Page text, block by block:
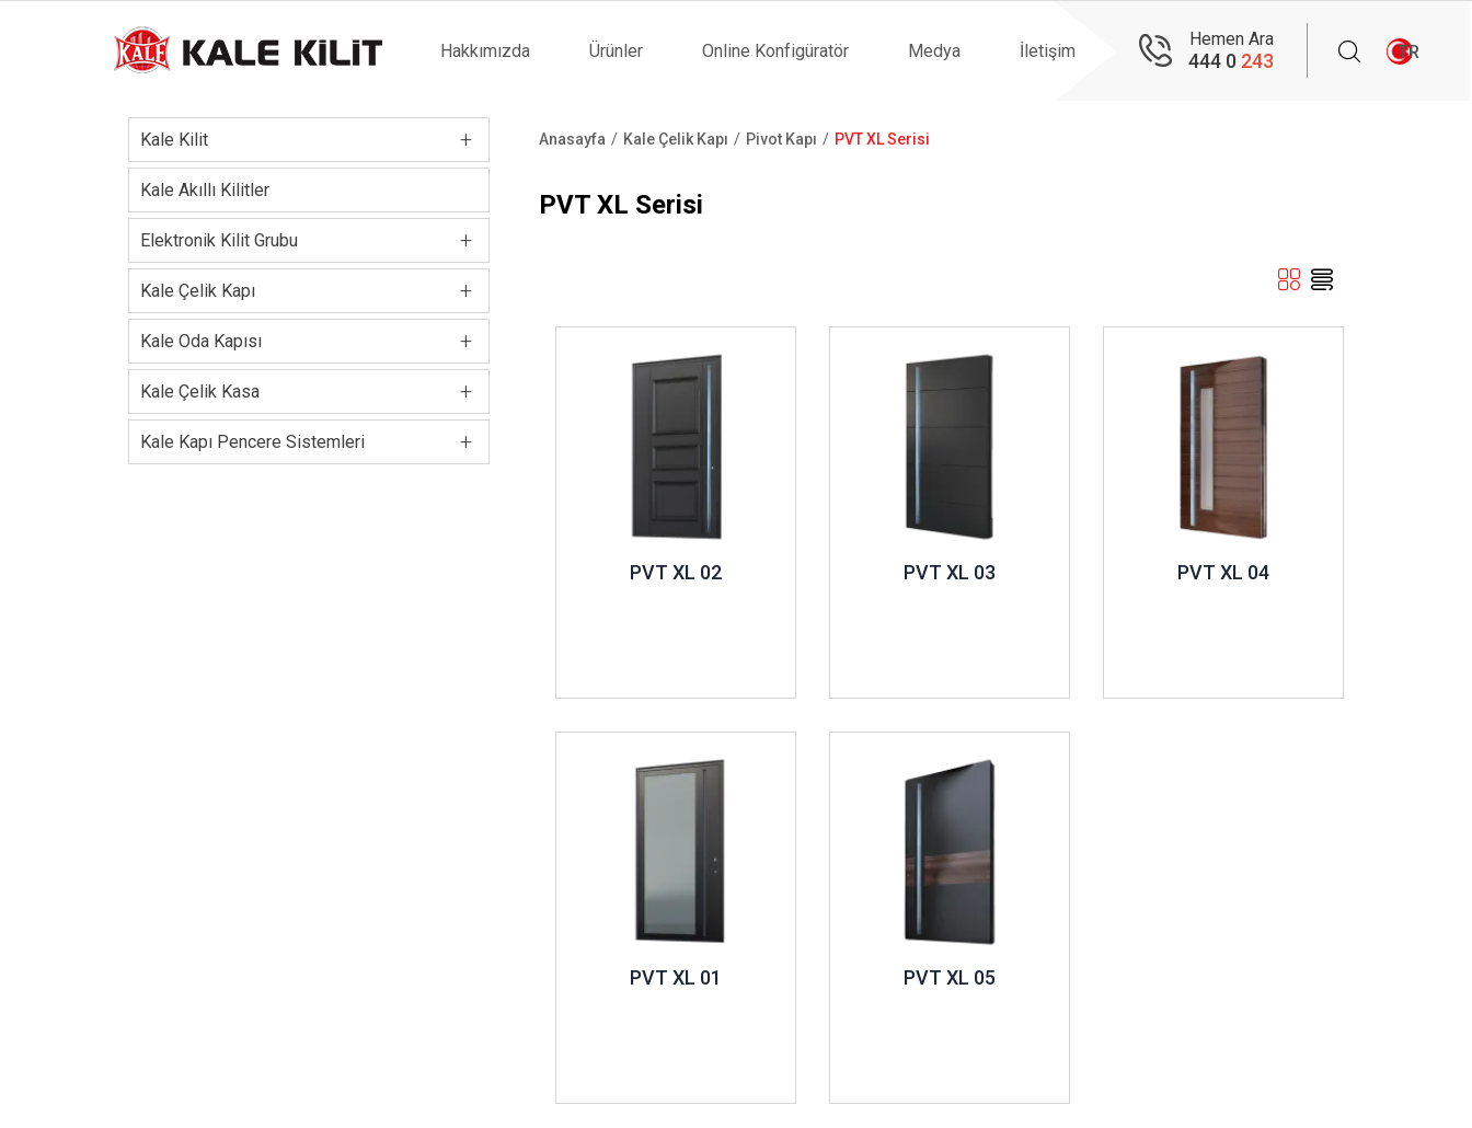
Main
Hakkımızda Ürünler Online Konfigüratör Medya İletişim
Hemen Ara
444 0 243 TR
+
Kale Kilit
Kale Akıllı Kilitler
+
Elektronik Kilit Grubu
+
Kale Çelik Kapı
+
Kale Oda Kapısı
+
Kale Çelik Kasa
+
Kale Kapı Pencere Sistemleri
yolu
Anasayfa Kale Çelik Kapı Pivot Kapı PVT XL Serisi
PVT XL Serisi
PVT XL 02 PVT XL 03 PVT XL 04
PVT XL 01 PVT XL 05